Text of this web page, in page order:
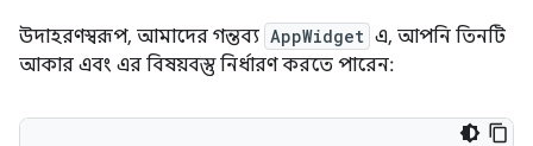
উদাহরণস্বরূপ, আমাদের গন্তব্য AppWidget এ, আপনি তিনটি
আকার এবং এর বিষয়বস্তু নির্ধারণ করতে পারেন: